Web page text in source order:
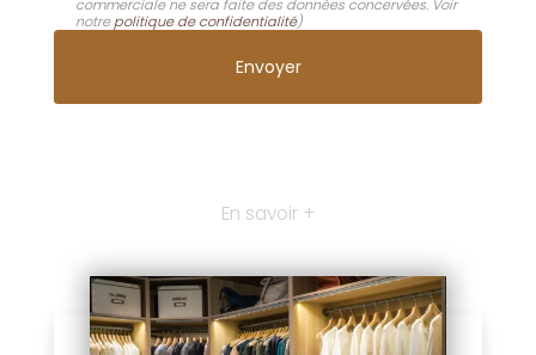
commerciale ne sera faite des données concervées. Voir
notrepolitique de confidentialité)
En savoir +